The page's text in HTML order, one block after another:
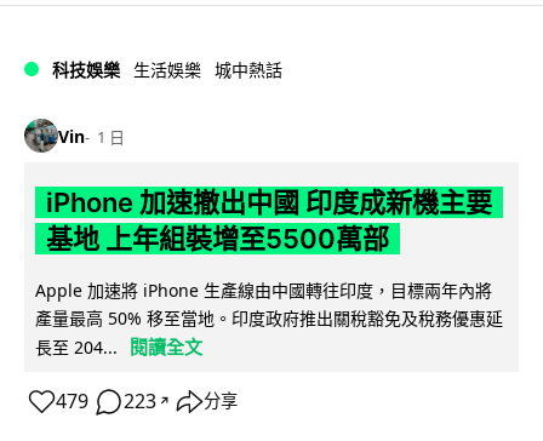
科技娛樂 生活娛樂 城中熱話
Vin 1 日
iPhone 加速撤出中國 印度成新機主要
基地 上年組裝增至5500萬部
Apple 加速將 iPhone 生產線由中國轉往印度，目標兩年內將
產量最高 50% 移至當地。印度政府推出關稅豁免及稅務優惠延
長至 204...
閱讀全文
479 223 ↗ 分享